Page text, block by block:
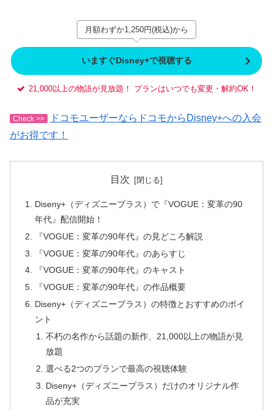
月額わずか1,250円(税込)から
いますぐDisney+で視聴する
21,000以上の物語が見放題！ プランはいつでも変更・解約OK！
Check >>
ドコモユーザーならドコモからDisney+への入会
がお得です！
目次
Diseny+（ディズニープラス）で『VOGUE：変革の90
年代』配信開始！
『VOGUE：変革の90年代』の見どころ解説
『VOGUE：変革の90年代』のあらすじ
『VOGUE：変革の90年代』のキャスト
『VOGUE：変革の90年代』の作品概要
Diseny+（ディズニープラス）の特徴とおすすめのポイ
ント
不朽の名作から話題の新作、21,000以上の物語が見
放題
選べる2つのプランで最高の視聴体験
Diseny+（ディズニープラス）だけのオリジナル作
品が充実